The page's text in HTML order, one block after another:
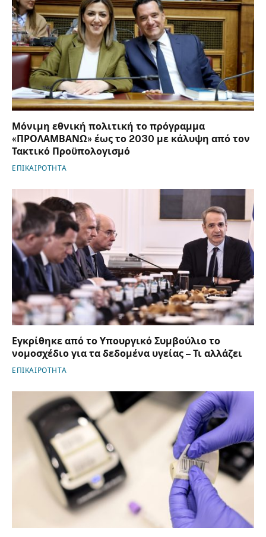
Μόνιμη εθνική πολιτική το πρόγραμμα
«ΠΡΟΛΑΜΒΑΝΩ» έως το 2030 με κάλυψη από τον
Τακτικό Προϋπολογισμό
ΕΠΙΚΑΙΡΟΤΗΤΑ
Εγκρίθηκε από το Υπουργικό Συμβούλιο το
νομοσχέδιο για τα δεδομένα υγείας – Τι αλλάζει
ΕΠΙΚΑΙΡΟΤΗΤΑ